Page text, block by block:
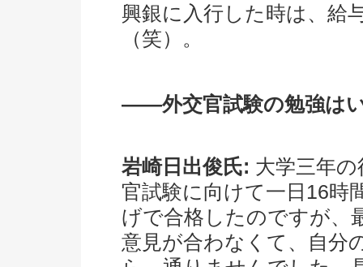
興銀に入行した時は、給
（笑）。
――外交官試験の勉強は
岩崎日出俊氏: 大学三年
官試験に向けて一日16時
げで合格したのですが、
意見が合わなくて、自分